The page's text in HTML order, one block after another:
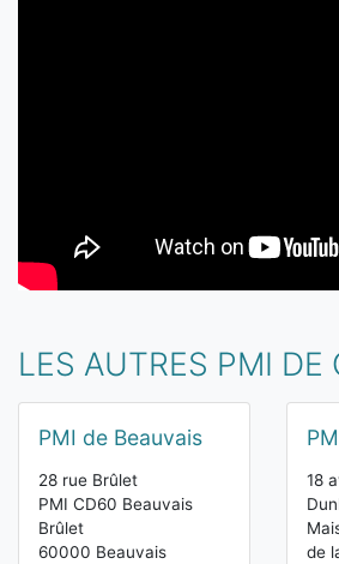
LES AUTRES PMI DE
PMI de Beauvais
28 rue Brûlet
PMI CD60 Beauvais
Brûlet
60000 Beauvais
18
de